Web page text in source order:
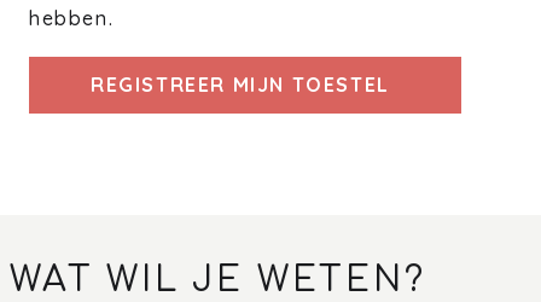
hebben.
REGISTREER MIJN TOESTEL
WAT WIL JE WETEN?